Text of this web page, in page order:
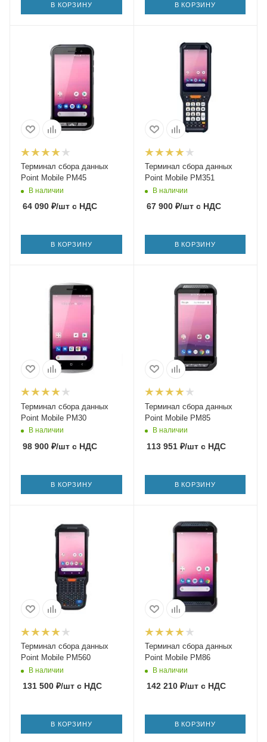
В КОРЗИНУ В КОРЗИНУ
Терминал сбора данных
Point Mobile PM45
В наличии
64 090 ₽/шт с НДС
В КОРЗИНУ
Терминал сбора данных
Point Mobile PM351
В наличии
67 900₽/штс НДС
В КОРЗИНУ
Терминал сбора данных
Point Mobile PM30
В наличии
98 900 ₽/шт с НДС
В КОРЗИНУ
Терминал сбора данных
Point Mobile PM85
В наличии
113 951₽/штс НДС
В КОРЗИНУ
Терминал сбора данных
Point Mobile PM560
В наличии
131 500 ₽/шт с НДС
В КОРЗИНУ
Терминал сбора данных
Point Mobile PM86
В наличии
142 210₽/штс НДС
В КОРЗИНУ